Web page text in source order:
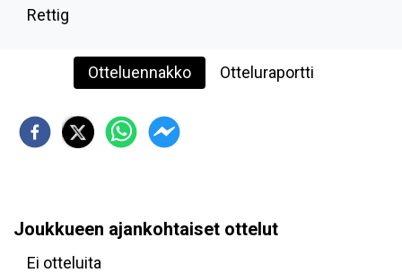
Rettig
Otteluennakko Otteluraportti
Joukkueen ajankohtaiset ottelut
Ei otteluita